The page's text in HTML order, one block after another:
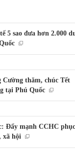
5 sao đưa hơn 2.000
thăm, chúc Tết
tại Phú Quốc
Đẩy mạnh CCHC phục
xã hội